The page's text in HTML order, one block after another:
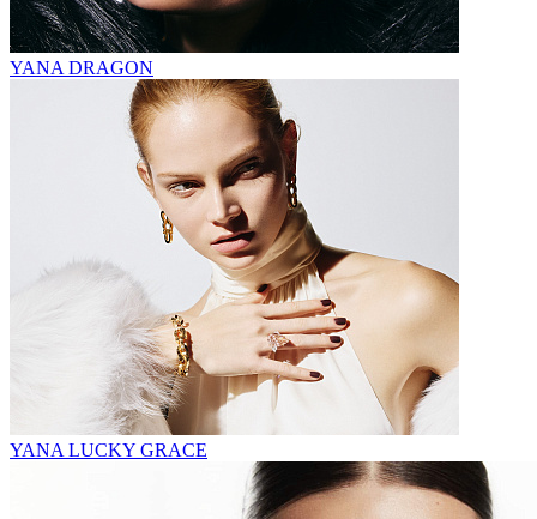
YANA DRAGON
YANA LUCKY GRACE